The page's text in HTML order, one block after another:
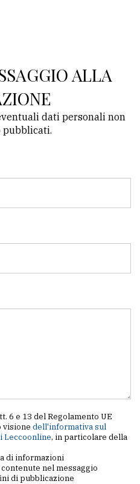
ALLA
dati personali non
pubblicati.
6 e 13 del Regolamento UE
visione dell'informativa sul
Leccoonline, in particolare della
di informazioni
nel messaggio
di pubblicazione